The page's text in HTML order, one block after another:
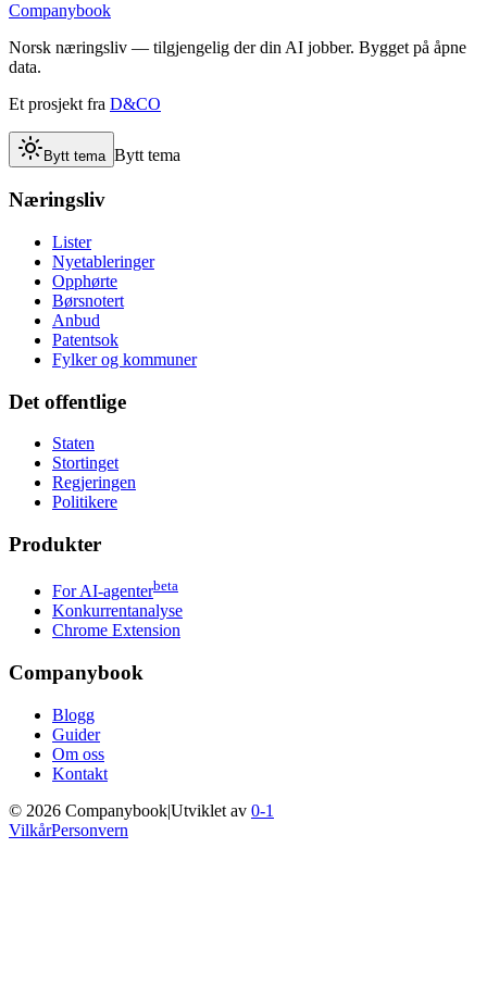
Companybook
Norsk næringsliv — tilgjengelig der din AI jobber. Bygget på åpne
data.
Et prosjekt fra D&CO
Bytt tema Bytt tema
Næringsliv
Lister
Nyetableringer
Opphørte
Børsnotert
Anbud
Patentsok
Fylker og kommuner
Det offentlige
Staten
Stortinget
Regjeringen
Politikere
Produkter
For AI-agenterbeta
Konkurrentanalyse
Chrome Extension
Companybook
Blogg
Guider
Om oss
Kontakt
© 2026 Companybook|Utviklet av 0-1
VilkårPersonvern